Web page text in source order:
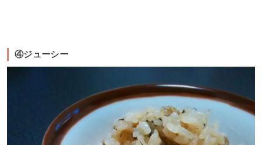
④ジューシー